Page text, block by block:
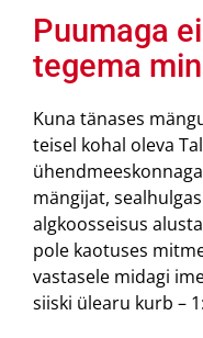
Puumaga
tegema
Kuna tänases
teisel kohal oleva
mängijat,
algkoosseisus
pole kaotuses
vastasele midagi
siiski ülearu kurb –